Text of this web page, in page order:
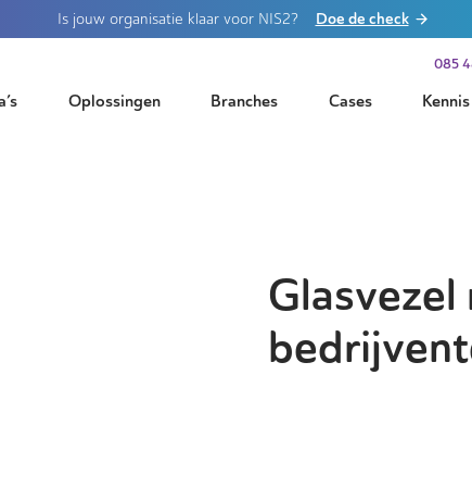
Is jouw organisatie klaar voor NIS2? Doe de check
085
Oplossingen Branches Cases Kennis